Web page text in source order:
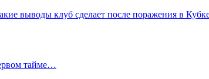
выводы клуб сделает после поражения в
тайме…